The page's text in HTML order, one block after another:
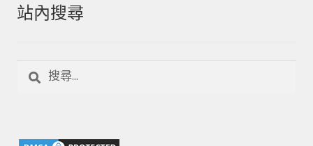
站內搜尋
字: